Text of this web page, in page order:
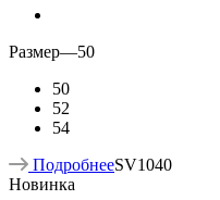
Размер—50
50
52
54
ПодробнееSV1040
Новинка